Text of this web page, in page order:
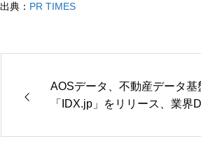
出典： PR TIMES
AOSデータ、不動産データ基
「IDX.jp」をリリース、業界